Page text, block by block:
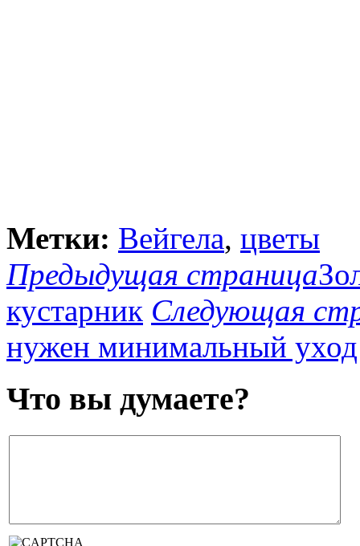
Метки: Вейгела, цветы
Предыдущая страница
кустарник Следующая
нужен минимальный уход
Что вы думаете?